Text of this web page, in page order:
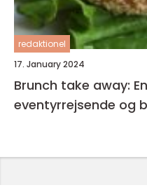
redaktionel
17. January 2024
Brunch take away:
eventyrrejsende og